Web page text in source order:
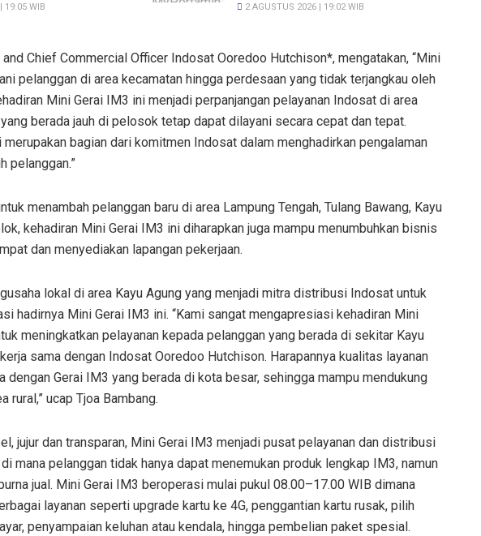
19:05 WIB 2 AGUSTUS 2026 | 19:02 WIB
Chief Commercial Officer Indosat Ooredoo Hutchison*, mengatakan, “Mini
pelanggan di area kecamatan hingga perdesaan yang tidak terjangkau oleh
Mini Gerai IM3 ini menjadi perpanjangan pelayanan Indosat di area
berada jauh di pelosok tetap dapat dilayani secara cepat dan tepat.
merupakan bagian dari komitmen Indosat dalam menghadirkan pengalaman
pelanggan.”
menambah pelanggan baru di area Lampung Tengah, Tulang Bawang, Kayu
kehadiran Mini Gerai IM3 ini diharapkan juga mampu menumbuhkan bisnis
dan menyediakan lapangan pekerjaan.
lokal di area Kayu Agung yang menjadi mitra distribusi Indosat untuk
hadirnya Mini Gerai IM3 ini. “Kami sangat mengapresiasi kehadiran Mini
meningkatkan pelayanan kepada pelanggan yang berada di sekitar Kayu
sama dengan Indosat Ooredoo Hutchison. Harapannya kualitas layanan
dengan Gerai IM3 yang berada di kota besar, sehingga mampu mendukung
rural,” ucap Tjoa Bambang.
jujur dan transparan, Mini Gerai IM3 menjadi pusat pelayanan dan distribusi
mana pelanggan tidak hanya dapat menemukan produk lengkap IM3, namun
jual. Mini Gerai IM3 beroperasi mulai pukul 08.00–17.00 WIB dimana
layanan seperti upgrade kartu ke 4G, penggantian kartu rusak, pilih
penyampaian keluhan atau kendala, hingga pembelian paket spesial.